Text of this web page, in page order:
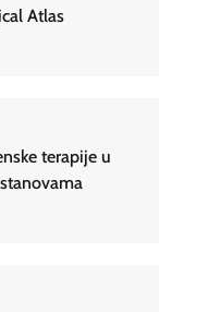
Atlas
terapije u